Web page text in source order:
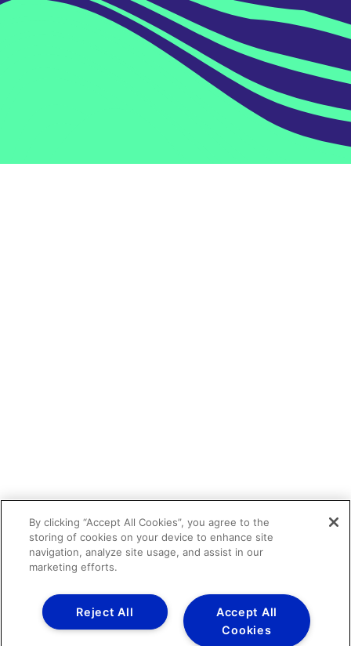
By clicking “Accept All Cookies”, you agree to the
storing of cookies on your device to enhance site
navigation, analyze site usage, and assist in our
marketing efforts.
Accept All
Cookies
Reject All